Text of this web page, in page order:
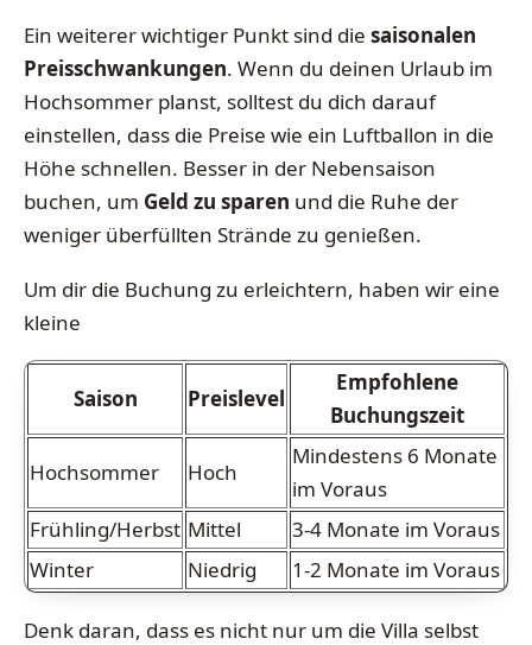
Ein weiterer wichtiger Punkt sind die saisonalen
Preisschwankungen. Wenn du deinen Urlaub im
Hochsommer planst, solltest du dich darauf
einstellen, dass die Preise wie ein Luftballon in die
Höhe schnellen. Besser in der Nebensaison
buchen, um Geld zu sparen und die Ruhe der
weniger überfüllten Strände zu genießen.
Um dir die Buchung zu erleichtern, haben wir eine
kleine
Saison Preislevel
Empfohlene
Buchungszeit
Hochsommer Hoch
Mindestens 6 Monate
im Voraus
Frühling/Herbst Mittel
3-4 Monate im Voraus
Winter
Niedrig 1-2 Monate im Voraus
Denk daran, dass es nicht nur um die Villa selbst